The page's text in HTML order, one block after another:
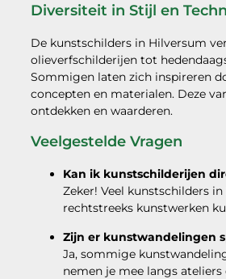
Diversiteit in Stijl en
De kunstschilders in Hilversum
olieverfschilderijen tot
Sommigen laten zich inspireren
concepten en materialen. Deze
ontdekken en waarderen.
Veelgestelde Vragen
Kan ik kunstschilderijen
Zeker! Veel kunstschilders
rechtstreeks kunstwerken
Zijn er kunstwandelingen
Ja, sommige
nemen je mee langs